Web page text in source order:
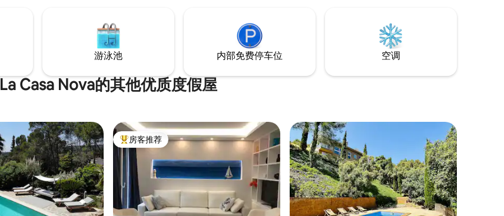
游泳池 内部免费停车位 空调
La Casa Nova的其他优质度假屋
热门「房客推荐」
房客推荐